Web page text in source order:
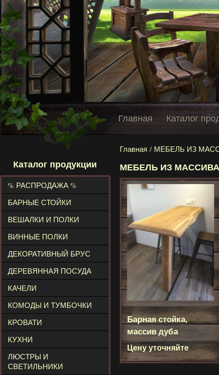
Главная Каталог
Главная / МЕБЕЛЬ ИЗ
МЕБЕЛЬ ИЗ
Барная стойка,
массив дуба
Цену уточняйте
Каталог продукции
% РАСПРОДАЖА %
БАРНЫЕ СТОЙКИ
ВЕШАЛКИ И ПОЛКИ
ВИННЫЕ ПОЛКИ
ДЕКОРАТИВНЫЙ БРУС
ДЕРЕВЯННАЯ ПОСУДА
КАЧЕЛИ
КОМОДЫ И ТУМБОЧКИ
КРОВАТИ
КУХНИ
ЛЮСТРЫ И
СВЕТИЛЬНИКИ